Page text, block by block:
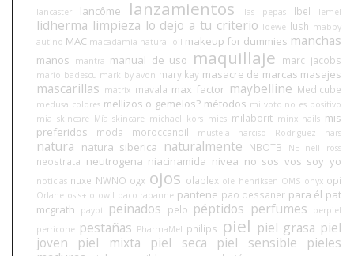
lancaster lancôme lanzamientos las pepas lbel lemel
lidherma limpieza lo dejo a tu criterio loewe lush mabby
autino MAC macadamia natural oil makeup for dummies manchas
manos mantra manual de uso maquillaje marc jacobs
mario badescu mark by avon mary kay masacre de marcas masajes
mascarillas matrix mavala max factor maybelline Medicube
medusa colores mellizos o gemelos? métodos mi voto no es positivo
mia skincare Mía skincare michael kors mies milaborit minx nails mis
preferidos
moda moroccanoil mustela narciso Rodriguez nars
natura natura siberica naturalmente NBOTB NE nell ross
neostrata neutrogena niacinamida nivea no sos vos soy yo
noticias nuxe NWNO ogx ojos olaplex ole henriksen OMS onyx opi
Orlane osis+ otowil paco rabanne pantene pao dessaner para él pat
mcgrath
payot peinados pelo péptidos perfumes
perpiel
perricone pestañas PharmaMel philips piel piel grasa piel
joven
piel mixta piel seca piel sensible
pieles